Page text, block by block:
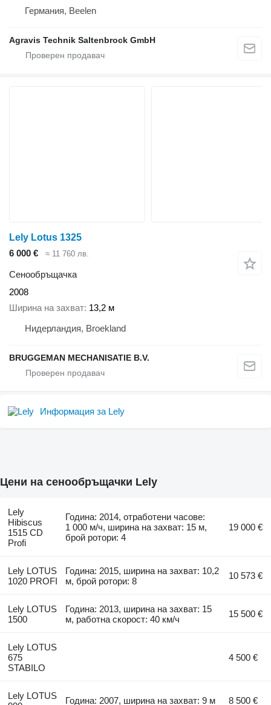
Германия, Beelen
Agravis Technik Saltenbrock GmbH
Lely Lotus 1325
6 000 €
≈ 11 760 лв.
Сенообръщачка
2008
Ширина на захват 13,2 м
Нидерландия, Broekland
BRUGGEMAN MECHANISATIE B.V.
Информация за Lely
Цени на сенообръщачки Lely
Lely
Hibiscus
1515 CD
Profi
Година: 2014, отработени часове:
1 000 м/ч, ширина на захват: 15 м,
брой ротори: 4
19 000 €
Lely LOTUS
1020 PROFI
Година: 2015, ширина на захват: 10,2
м, брой ротори: 8
10 573 €
Lely LOTUS
1500
Година: 2013, ширина на захват: 15
м, работна скорост: 40 км/ч
15 500 €
Lely LOTUS
675
STABILO
4 500 €
Lely LOTUS
Година: 2007, ширина на захват: 9 м 8 500 €